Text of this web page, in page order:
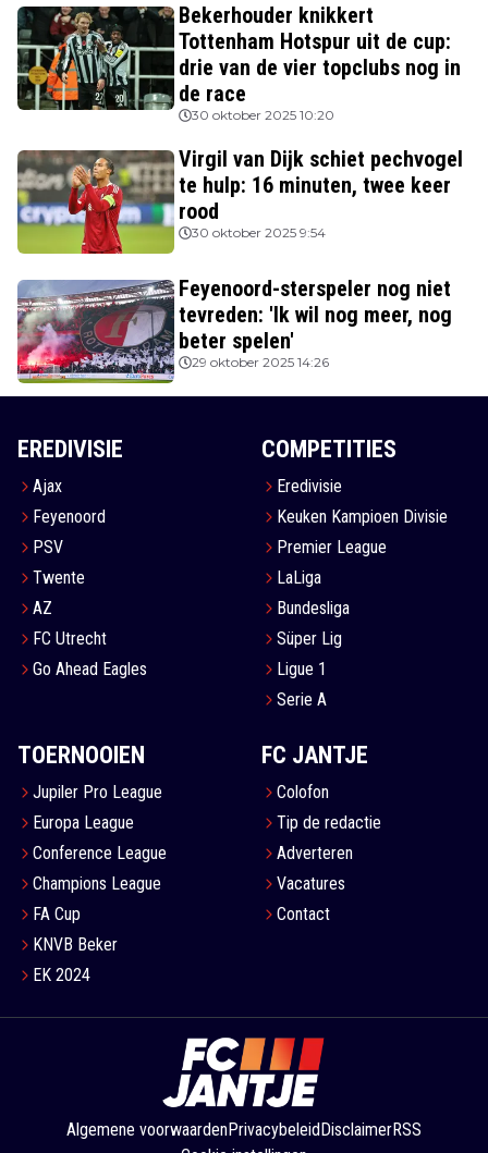
Bekerhouder knikkert
Tottenham Hotspur uit de cup:
drie van de vier topclubs nog in
de race
30 oktober 2025 10:20
Virgil van Dijk schiet pechvogel
te hulp: 16 minuten, twee keer
rood
30 oktober 2025 9:54
Feyenoord-sterspeler nog niet
tevreden: 'Ik wil nog meer, nog
beter spelen'
29 oktober 2025 14:26
EREDIVISIE
Ajax
Feyenoord
PSV
Twente
AZ
FC Utrecht
Go Ahead Eagles
COMPETITIES
Eredivisie
Keuken Kampioen Divisie
Premier League
LaLiga
Bundesliga
Süper Lig
Ligue 1
Serie A
TOERNOOIEN
Jupiler Pro League
Europa League
Conference League
Champions League
FA Cup
KNVB Beker
EK 2024
FC JANTJE
Colofon
Tip de redactie
Adverteren
Vacatures
Contact
Algemene voorwaardenPrivacybeleidDisclaimerRSS